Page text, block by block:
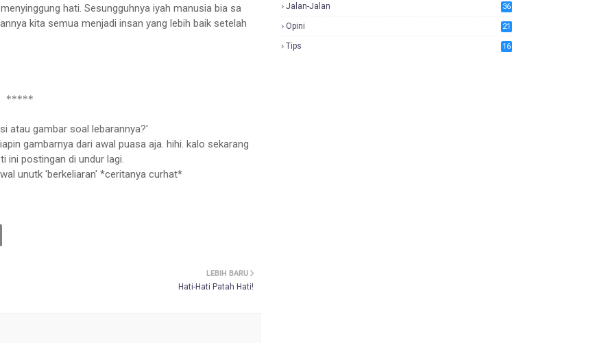
hati. Sesungguhnya iyah manusia bia sa
kita semua menjadi insan yang lebih baik setelah
*****
atau gambar soal lebarannya?'
gambarnya dari awal puasa aja. hihi. kalo sekarang
ini postingan di undur lagi.
unutk 'berkeliaran' *ceritanya curhat*
LEBIH BARU
Hati-Hati Patah Hati!
Jalan-Jalan 36
Opini 21
Tips 16